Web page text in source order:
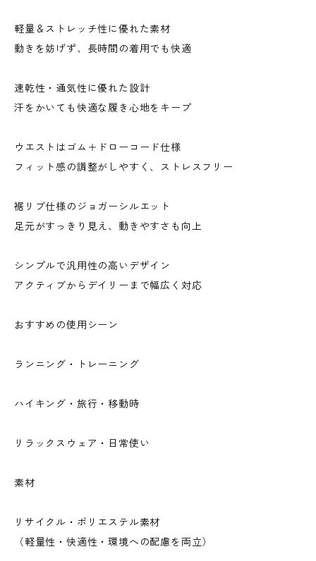
軽量＆ストレッチ性に優れた素材
動きを妨げず、長時間の着用でも快適
速乾性・通気性に優れた設計
汗をかいても快適な履き心地をキープ
ウエストはゴム＋ドローコード仕様
フィット感の調整がしやすく、ストレスフリー
裾リブ仕様のジョガーシルエット
足元がすっきり見え、動きやすさも向上
シンプルで汎用性の高いデザイン
アクティブからデイリーまで幅広く対応
おすすめの使用シーン
ランニング・トレーニング
ハイキング・旅行・移動時
リラックスウェア・日常使い
素材
リサイクル・ポリエステル素材
（軽量性・快適性・環境への配慮を両立）